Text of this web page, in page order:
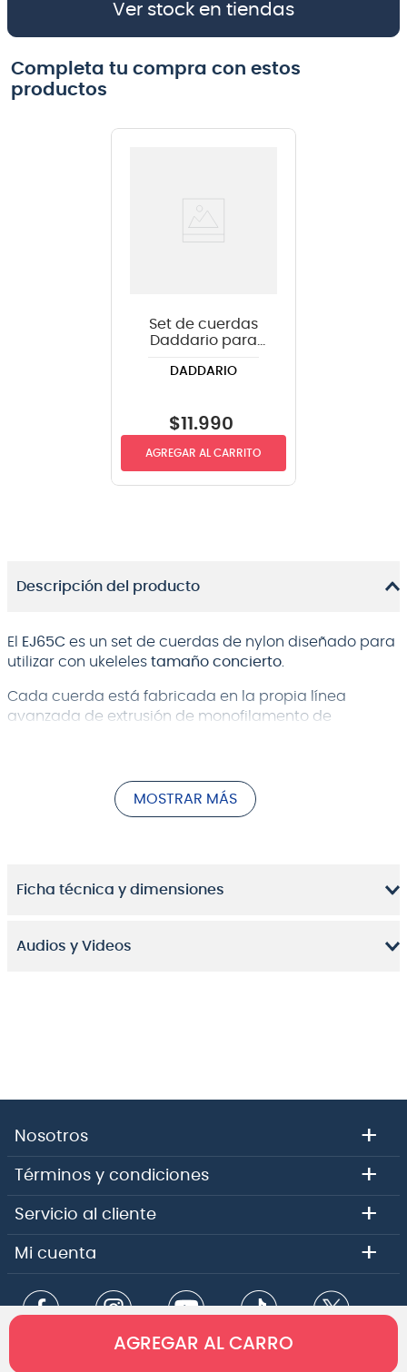
AGREGAR AL CARRO
Ver stock en tiendas
Completa tu compra con estos
productos
Set de cuerdas
Daddario para
EXL110 .010-.046
DADDARIO
$11 .990
AGREGAR AL CARRITO
Descripción del producto
El EJ65C es un set de cuerdas de nylon diseñado para
utilizar con ukeleles tamaño concierto
Cada cuerda está fabricada en la propia línea
avanzada de extrusión de monofilamento de
GCEA estándar.
con mucha proyección.
MOSTRAR MÁS
Ficha técnica y dimensiones
Audios y Videos
Nosotros +
Términos y condiciones +
Servicio al cliente +
Mi cuenta +